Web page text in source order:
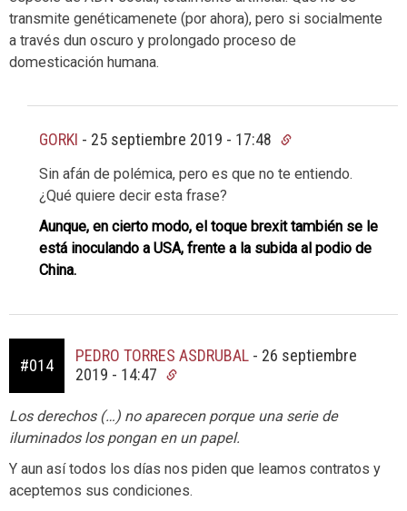
transmite genéticamenete (por ahora), pero si socialmente
a través dun oscuro y prolongado proceso de
domesticación humana.
GORKI - 25 septiembre 2019 - 17:48
Sin afán de polémica, pero es que no te entiendo.
¿Qué quiere decir esta frase?
Aunque, en cierto modo, el toque brexit también se le
está inoculando a USA, frente a la subida al podio de
China.
#014
PEDRO TORRES ASDRUBAL - 26 septiembre
2019 - 14:47
Los derechos (…) no aparecen porque una serie de
iluminados los pongan en un papel.
Y aun así todos los días nos piden que leamos contratos y
aceptemos sus condiciones.